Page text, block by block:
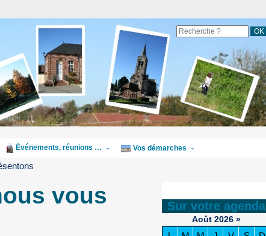
Événements, réunions … Vos démarches
vous
Sur votre agenda
Août 2026 »